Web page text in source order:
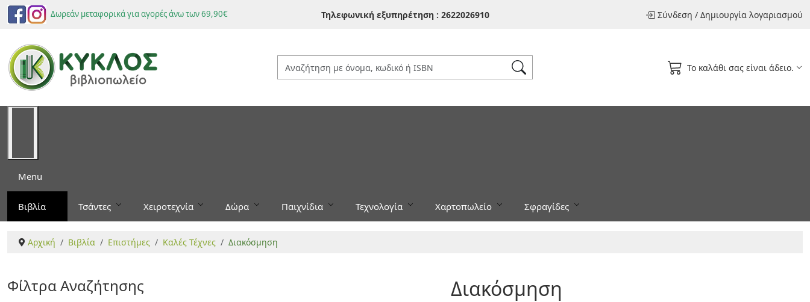
Δωρεάν μεταφορικά για αγορές άνω των 69,90€ Τηλεφωνική εξυπηρέτηση : 2622026910 Σύνδεση / Δημιουργία λογαριασμού
Το καλάθι σας είναι άδειο.
Menu
Βιβλία Τσάντες Χειροτεχνία Δώρα Παιχνίδια Τεχνολογία Χαρτοπωλείο Σφραγίδες
Αρχική Βιβλία Επιστήμες Καλές Τέχνες Διακόσμηση
Διακόσμηση
Φίλτρα Αναζήτησης